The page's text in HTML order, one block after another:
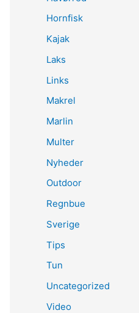
Hornfisk
Kajak
Laks
Links
Makrel
Marlin
Multer
Nyheder
Outdoor
Regnbue
Sverige
Tips
Tun
Uncategorized
Video